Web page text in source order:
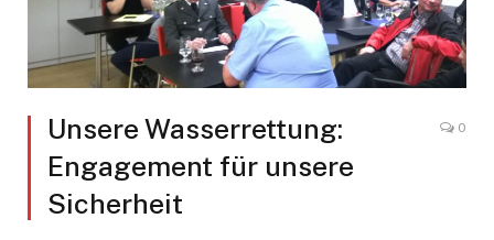
Unsere Wasserrettung:
Engagement für unsere
Sicherheit
0